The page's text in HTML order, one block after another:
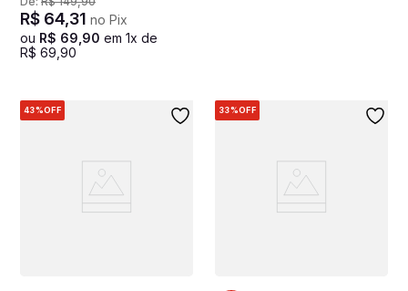
R$ 64,31 no Pix
ou R$ 69,90 em 1x de
R$ 69,90
43%OFF 33%OFF